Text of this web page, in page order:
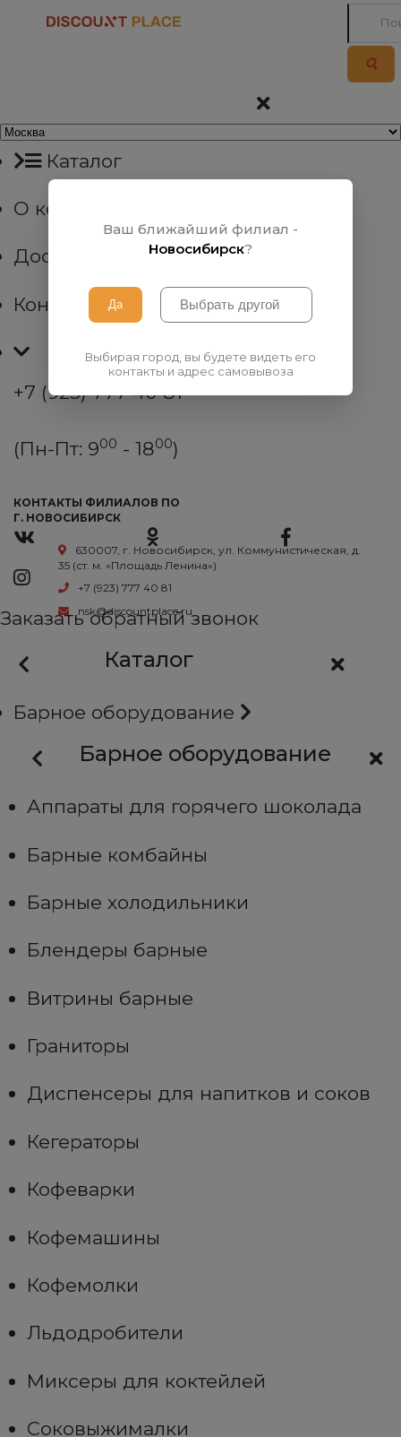
Каталог
О компании
Доставка
Контакты
+7 (923) 777 40 81
(Пн-Пт: 900 - 1800)
КОНТАКТЫ ФИЛИАЛОВ ПО
Г. НОВОСИБИРСК
630007, г. Новосибирск, ул. Коммунистическая, д.
35 (ст. м. «Площадь Ленина»)
+7 (923) 777 40 81
nsk@discountplace.ru
Заказать обратный звонок
Каталог
Барное оборудование
Барное оборудование
Аппараты для горячего шоколада
Барные комбайны
Барные холодильники
Блендеры барные
Витрины барные
Граниторы
Диспенсеры для напитков и соков
Кегераторы
Кофеварки
Кофемашины
Кофемолки
Льдодробители
Миксеры для коктейлей
Соковыжималки
Ваш ближайший филиал -
Новосибирск?
Выбирая город, вы будете видеть его
контакты и адрес самовывоза